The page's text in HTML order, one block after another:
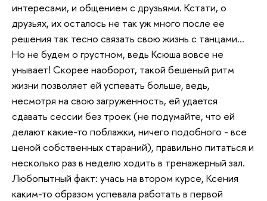
интересами, и общением с друзьями. Кстати, о
друзьях, их осталось не так уж много после ее
решения так тесно связать свою жизнь с танцами…
Но не будем о грустном, ведь Ксюша вовсе не
унывает! Скорее наоборот, такой бешеный ритм
жизни позволяет ей успевать больше, ведь,
несмотря на свою загруженность, ей удается
сдавать сессии без троек (не подумайте, что ей
делают какие-то поблажки, ничего подобного - все
ценой собственных стараний), правильно питаться и
несколько раз в неделю ходить в тренажерный зал.
Любопытный факт: учась на втором курсе, Ксения
каким-то образом успевала работать в первой